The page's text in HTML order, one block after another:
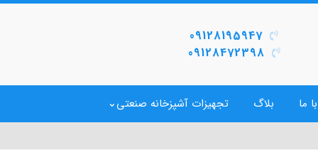
09128195947
09128472398
ما بلاگ تجهیزات آشپزخانه صنعتی